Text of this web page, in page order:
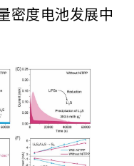
密度电池发展中